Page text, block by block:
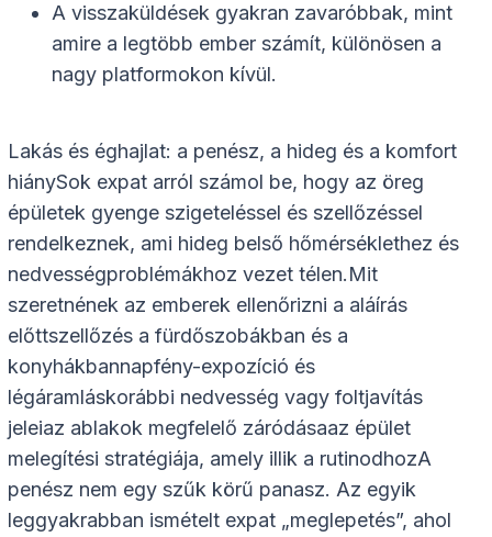
A visszaküldések gyakran zavaróbbak, mint
amire a legtöbb ember számít, különösen a
nagy platformokon kívül.
Lakás és éghajlat: a penész, a hideg és a komfort
hiánySok expat arról számol be, hogy az öreg
épületek gyenge szigeteléssel és szellőzéssel
rendelkeznek, ami hideg belső hőmérséklethez és
nedvességproblémákhoz vezet télen.Mit
szeretnének az emberek ellenőrizni a aláírás
előttszellőzés a fürdőszobákban és a
konyhákbannapfény-expozíció és
légáramláskorábbi nedvesség vagy foltjavítás
jeleiaz ablakok megfelelő záródásaaz épület
melegítési stratégiája, amely illik a rutinodhozA
penész nem egy szűk körű panasz. Az egyik
leggyakrabban ismételt expat „meglepetés”, ahol